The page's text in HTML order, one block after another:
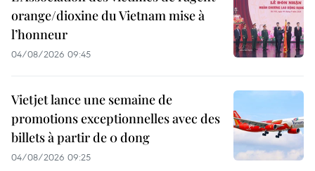
orange/dioxine du Vietnam mise à
l’honneur
04/08/2026 09:45
Vietjet lance une semaine de
promotions exceptionnelles avec des
billets à partir de 0 dong
04/08/2026 09:25